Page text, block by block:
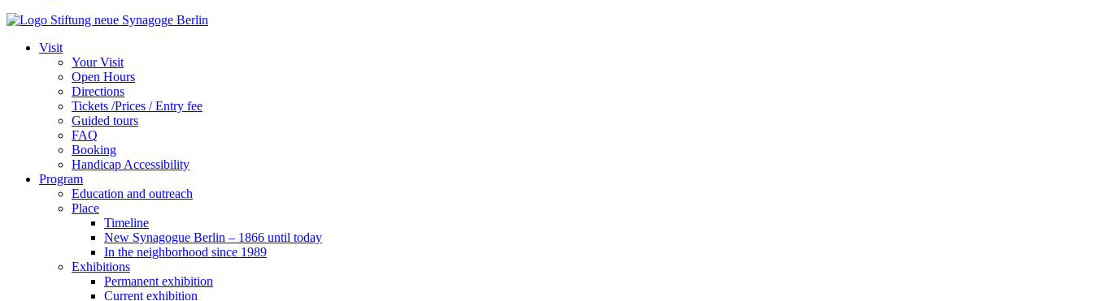
Visit
Your Visit
Open Hours
Directions
Tickets /Prices / Entry fee
Guided tours
FAQ
Booking
Handicap Accessibility
Program
Education and outreach
Place
Timeline
New Synagogue Berlin – 1866 until today
In the neighborhood since 1989
Exhibitions
Permanent exhibition
Current exhibition